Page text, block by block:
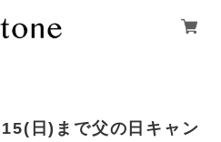
日)まで父の日キャン